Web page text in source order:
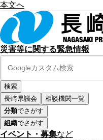
本文へ
災害等に関する緊急情報
長崎県議会
相談機関一覧
分類でさがす
組織でさがす
イベント・募集など